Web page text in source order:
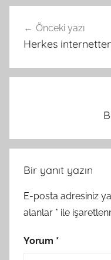
gezinmesi
Önceki yazı
Herkes
Bir yanıt yazın
E-posta adresiniz
alanlar * ile
Yorum *